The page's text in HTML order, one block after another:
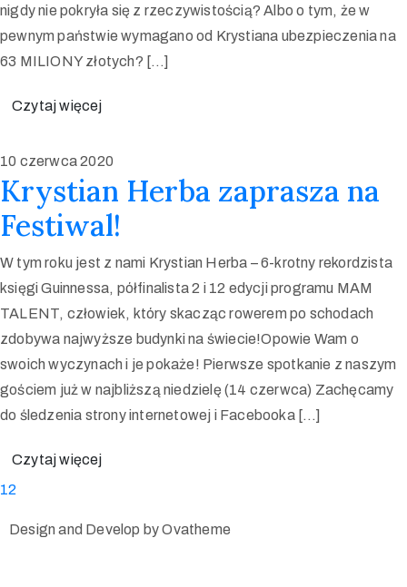
nigdy nie pokryła się z rzeczywistością? Albo o tym, że w
pewnym państwie wymagano od Krystiana ubezpieczenia na
63 MILIONY złotych? […]
Czytaj więcej
10 czerwca 2020
Krystian Herba zaprasza na
Festiwal!
W tym roku jest z nami Krystian Herba – 6-krotny rekordzista
księgi Guinnessa, półfinalista 2 i 12 edycji programu MAM
TALENT, człowiek, który skacząc rowerem po schodach
zdobywa najwyższe budynki na świecie!Opowie Wam o
swoich wyczynach i je pokaże! Pierwsze spotkanie z naszym
gościem już w najbliższą niedzielę (14 czerwca) Zachęcamy
do śledzenia strony internetowej i Facebooka […]
Czytaj więcej
12
Design and Develop by Ovatheme